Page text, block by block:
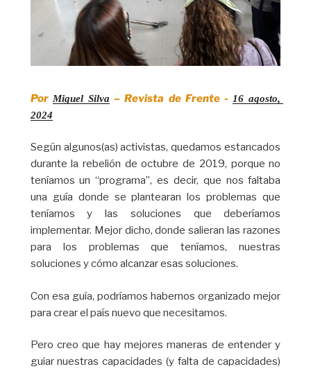
Por Miguel Silva – Revista de Frente - 16 agosto,
2024
Según algunos(as) activistas, quedamos estancados
durante la rebelión de octubre de 2019, porque no
teníamos un “programa”, es decir, que nos faltaba
una guía donde se plantearan los problemas que
teníamos y las soluciones que deberíamos
implementar. Mejor dicho, donde salieran las razones
para los problemas que teníamos, nuestras
soluciones y cómo alcanzar esas soluciones.
Con esa guía, podríamos habernos organizado mejor
para crear el país nuevo que necesitamos.
Pero creo que hay mejores maneras de entender y
guiar nuestras capacidades (y falta de capacidades)